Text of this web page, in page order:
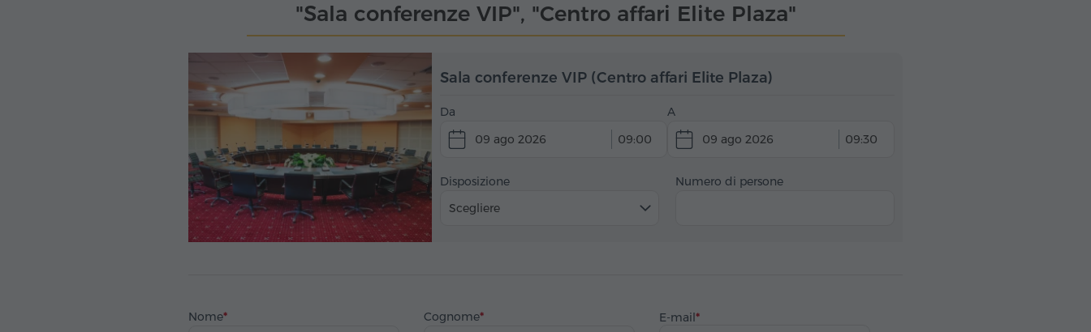
"Sala conferenze VIP", "Centro affari Elite Plaza"
Sala conferenze VIP (Centro affari Elite Plaza)
Da
09 ago 2026
09:00
A
09 ago 2026
09:30
Disposizione
Scegliere
Numero di persone
Nome Cognome E-mail